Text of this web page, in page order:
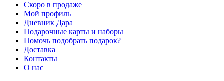
Скоро в продаже
Мой профиль
Дневник Дара
Подарочные карты и наборы
Помочь подобрать подарок?
Доставка
Контакты
О нас